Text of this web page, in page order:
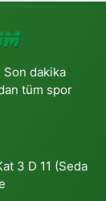
Son dakika
tüm spor
3 D 11 (Seda